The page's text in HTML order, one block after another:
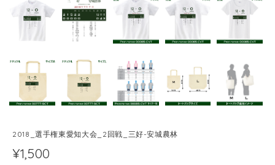
2018_選手権東愛知大会_2回戦_三好-安城農林
¥1,500